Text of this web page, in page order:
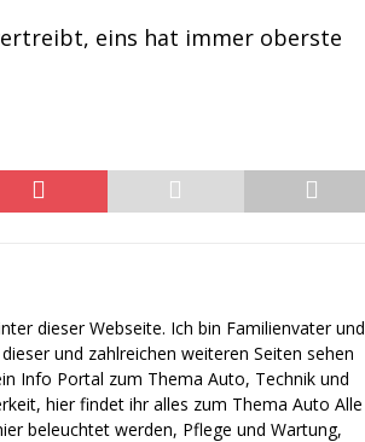
eins hat immer oberste
dieser Webseite. Ich bin Familienvater und
und zahlreichen weiteren Seiten sehen
Info Portal zum Thema Auto, Technik und
hier findet ihr alles zum Thema Auto Alle
beleuchtet werden, Pflege und Wartung,